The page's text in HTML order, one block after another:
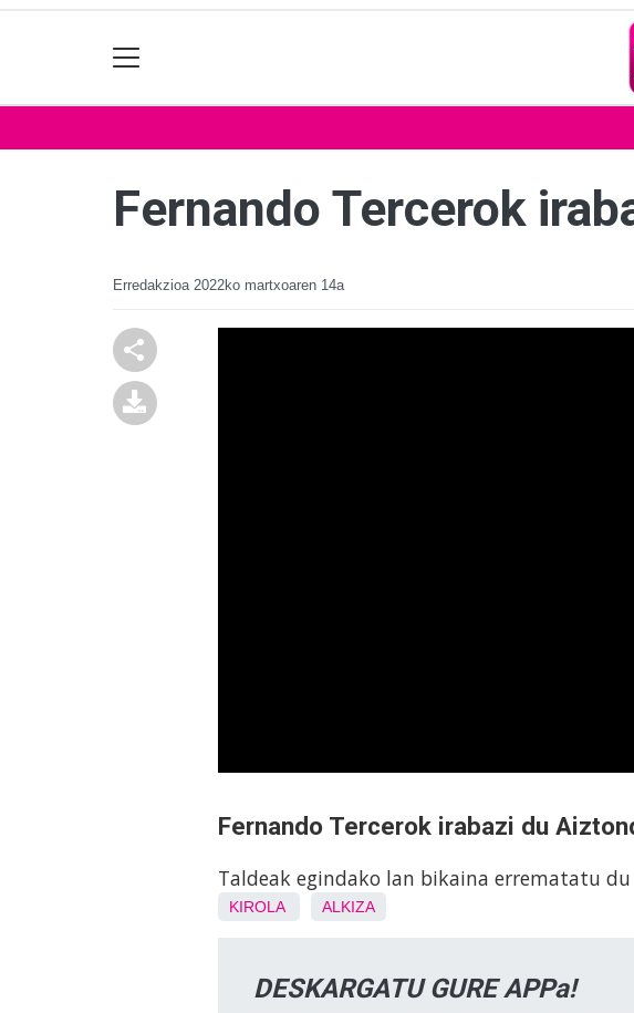
Fernando Tercerok
Erredakzioa 2022ko martxoaren 14a
Fernando Tercerok irabazi du
Taldeak egindako lan bikaina errematatu du
KIROLA ALKIZA
DESKARGATU GURE APPa!